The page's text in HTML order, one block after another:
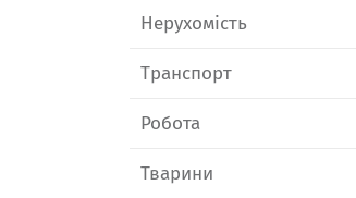
Нерухомість
Транспорт
Робота
Тварини